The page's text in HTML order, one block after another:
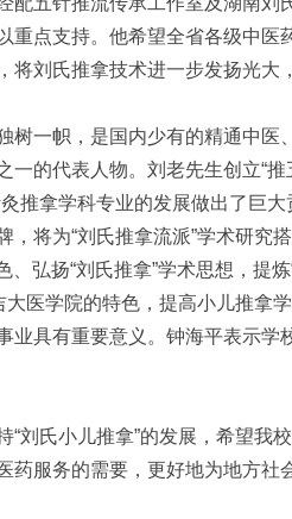
重点支持。他希望全省各级中医
刘氏推拿技术进一步发扬光大
树一帜，是国内少有的精通中医
的代表人物。刘老先生创立“推
推拿学科专业的发展做出了巨
将为“刘氏推拿流派”学术研究
、弘扬“刘氏推拿”学术思想，提
医学院的特色，提高小儿推拿
业具有重要意义。钟海平表示学
刘氏小儿推拿”的发展，希望我
服务的需要，更好地为地方社